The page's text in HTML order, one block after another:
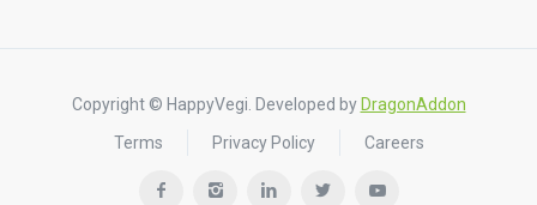
Copyright © HappyVegi. Developed by DragonAddon
Terms
Privacy Policy Careers